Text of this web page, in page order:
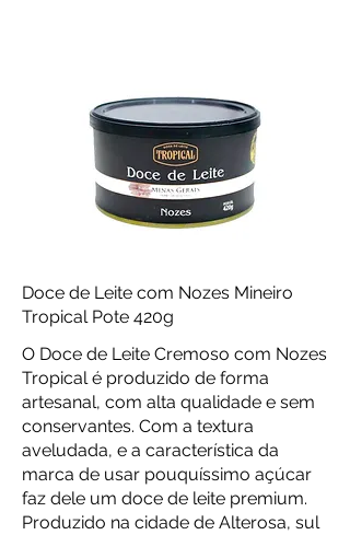
Doce de Leite com Nozes Mineiro
Tropical Pote 420g
O Doce de Leite Cremoso com Nozes
Tropical é produzido de forma
artesanal, com alta qualidade e sem
conservantes. Com a textura
aveludada, e a característica da
marca de usar pouquíssimo açúcar
faz dele um doce de leite premium.
Produzido na cidade de Alterosa, sul